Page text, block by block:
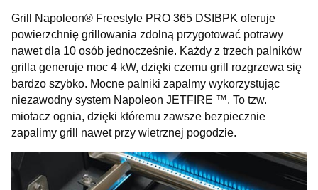
Grill Napoleon® Freestyle PRO 365 DSIBPK oferuje
powierzchnię grillowania zdolną przygotować potrawy
nawet dla 10 osób jednocześnie. Każdy z trzech palników
grilla generuje moc 4 kW, dzięki czemu grill rozgrzewa się
bardzo szybko. Mocne palniki zapalmy wykorzystując
niezawodny system Napoleon JETFIRE ™. To tzw.
miotacz ognia, dzięki któremu zawsze bezpiecznie
zapalimy grill nawet przy wietrznej pogodzie.